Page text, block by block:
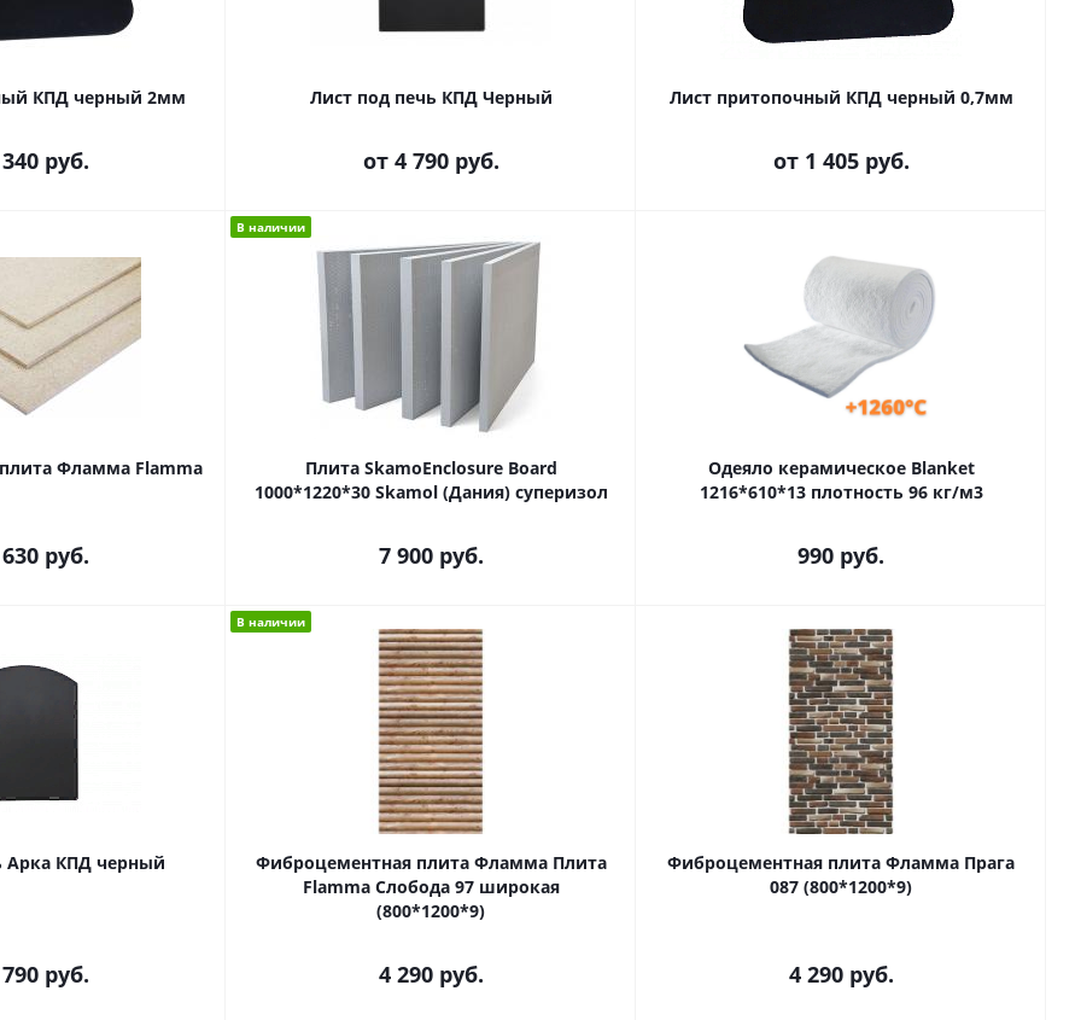
КПД черный 2мм
руб.
Лист под печь КПД Черный
от 4 790 руб.
Лист притопочный КПД черный 0,7мм
от 1 405 руб.
Фламма Flamma
руб.
В наличии
Плита SkamoEnclosure Board
1000*1220*30 Skamol (Дания) суперизол
7 900руб.
Одеяло керамическое Blanket
1216*610*13 плотность 96 кг/м3
990 руб.
Арка КПД черный
руб.
В наличии
Фиброцементная плита Фламма Плита
Flamma Слобода 97 широкая
(800*1200*9)
4 290руб.
Фиброцементная плита Фламма Прага
087 (800*1200*9)
4 290руб.